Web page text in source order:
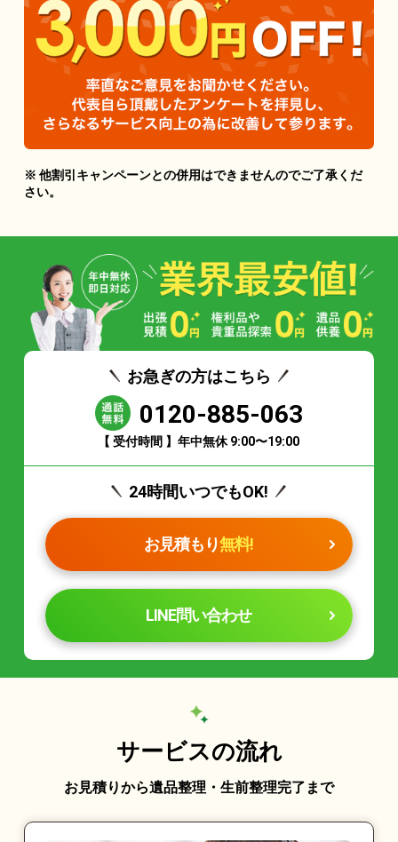
※ 他割引キャンペーンとの併用はできませんのでご了承くだ
さい。
お急ぎの方はこちら
0120-885-063
【 受付時間 】年中無休 9:00〜19:00
24時間いつでもOK!
お見積もり無料!
LINE問い合わせ
サービスの流れ
お見積りから遺品整理・生前整理完了まで